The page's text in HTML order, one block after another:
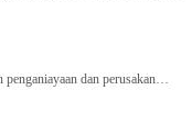
dan perusakan…